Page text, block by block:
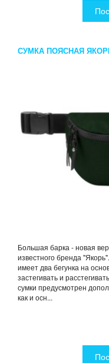
СУМКА ПОЯСНАЯ
Большая барка - новая
известного бренда
имеет два бегунка на
застегивать и
сумки предусмотрен
как и осн...